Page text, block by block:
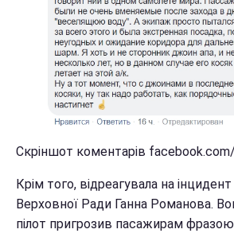
Скріншот коментарів
Крім того, відреагувала на інцидент
Верховної Ради Ганна Романова.
пілот пригрозив пасажирам